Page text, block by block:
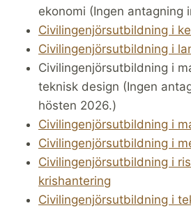
ekonomi (Ingen antagning
Civilingenjörsutbildning i
Civilingenjörsutbildning i
Civilingenjörsutbildning i
teknisk design (Ingen
hösten 2026.)
Civilingenjörsutbildning i
Civilingenjörsutbildning i
Civilingenjörsutbildning i
krishantering
Civilingenjörsutbildning i